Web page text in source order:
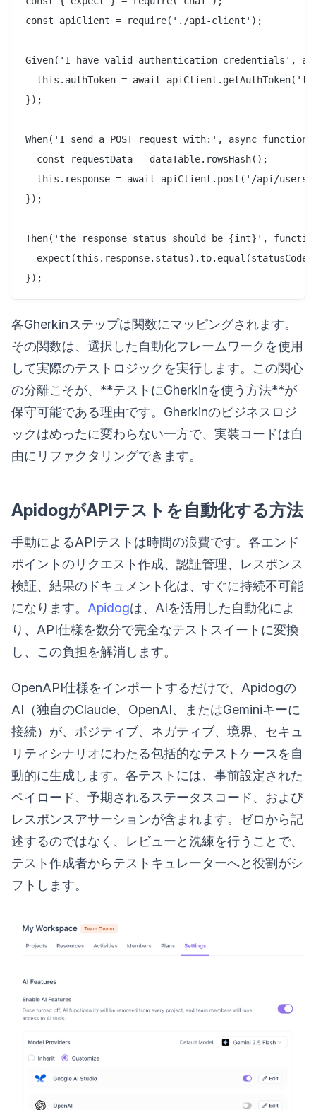
const apiClient = require('./api-client');
Given('I have valid authentication credentials',
this.authToken = await
});
When('I send a POST request with:', async
  const requestData = dataTable.rowsHash();
this.response = await apiClient.post('/api/
});
Then('the response status should be {int}',
各Gherkinステップは関数にマッピングされます。
その関数は、選択した自動化フレームワークを使用
して実際のテストロジックを実行します。この関心
の分離こそが、**テストにGherkinを使う方法**が
保守可能である理由です。Gherkinのビジネスロジ
ックはめったに変わらない一方で、実装コードは自
由にリファクタリングできます。
ApidogがAPIテストを自動化する方法
手動によるAPIテストは時間の浪費です。各エンド
ポイントのリクエスト作成、認証管理、レスポンス
検証、結果のドキュメント化は、すぐに持続不可能
になります。 Apidogは、AIを活用した自動化によ
り、API仕様を数分で完全なテストスイートに変換
し、この負担を解消します。
OpenAPI仕様をインポートするだけで、Apidogの
AI（独自のClaude、OpenAI、またはGeminiキーに
接続）が、ポジティブ、ネガティブ、境界、セキュ
リティシナリオにわたる包括的なテストケースを自
動的に生成します。各テストには、事前設定された
ペイロード、予期されるステータスコード、および
レスポンスアサーションが含まれます。ゼロから記
述するのではなく、レビューと洗練を行うことで、
テスト作成者からテストキュレーターへと役割がシ
フトします。